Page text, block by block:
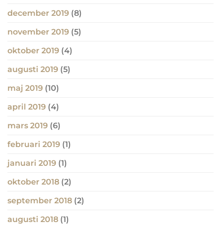
december 2019 (8)
november 2019 (5)
oktober 2019 (4)
augusti 2019 (5)
maj 2019 (10)
april 2019 (4)
mars 2019 (6)
februari 2019 (1)
januari 2019 (1)
oktober 2018 (2)
september 2018 (2)
augusti 2018 (1)